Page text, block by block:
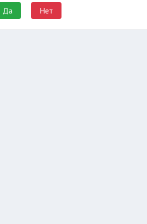
архитектуры
Да Нет